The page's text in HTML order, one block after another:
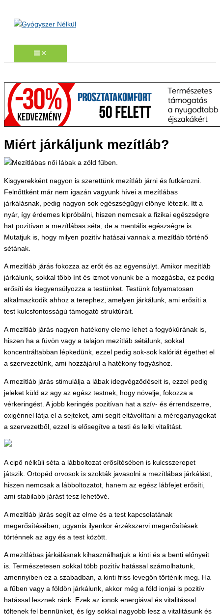
Miért járkáljunk mezítláb?
Kisgyerekként nagyon is szerettünk mezítláb járni és futkározni.
Felnőttként már nem igazán vagyunk hívei a mezítlábas
járkálásnak, pedig nagyon sok egészségügyi előnye létezik. Itt a
nyár, így érdemes kipróbálni, hiszen nemcsak a fizikai egészségre
hat pozitívan a mezítlábas séta, de a mentális egészségre is.
Mutatjuk is, hogy milyen pozitív hatásai vannak a mezítláb történő
sétának.
A mezítláb járás fokozza az erőt és az egyensúlyt. Amikor mezítláb
járkálunk, sokkal több ínt és izmot vonunk be a mozgásba, ez pedig
erősíti és kiegyensúlyozza a testünket. Testünk folyamatosan
alkalmazkodik ahhoz a terephez, amelyen járkálunk, ami erősíti a
test kulcsfontosságú támogató struktúráit.
A mezítláb járás nagyon hatékony eleme lehet a fogyókúrának is,
hiszen ha a füvön vagy a talajon mezítláb sétálunk, sokkal
koncentráltabban lépkedünk, ezzel pedig sok-sok kalóriát égethet el
a szervezetünk, ami hozzájárul a hatékony fogyáshoz.
A mezítláb járás stimulálja a lábak idegvégződéseit is, ezzel pedig
jeleket küld az agy az egész testnek, hogy növelje, fokozza a
vérkeringést. A jobb keringés pozitívan hat a szív- és érrendszerre,
oxigénnel látja el a sejteket, ami segít eltávolítani a méreganyagokat
a szervezetből, ezzel is elősegítve a testi és lelki vitalitást.
A cipő nélküli séta a lábboltozat erősítésében is kulcsszerepet
játszik. Ortopéd orvosok is szokták javasolni a mezítlábas járkálást,
hiszen nemcsak a lábboltozatot, hanem az egész lábfejet erősíti,
ami stabilabb járást tesz lehetővé.
A mezítláb járás segít az elme és a test kapcsolatának
megerősítésében, ugyanis ilyenkor érzékszervi megerősítések
történnek az agy és a test között.
A mezítlábas járkálásnak kihasználhatjuk a kinti és a benti előnyeit
is. Természetesen sokkal több pozitív hatással számolhatunk,
amennyiben ez a szabadban, a kinti friss levegőn történik meg. Ha
a fűben vagy a földön járkálunk, akkor még a föld ionjai is pozitív
hatással lesznek ránk. Ezek az ionok energiával és vitalitással
töltenek fel bennünket, és így sokkal nagyobb lesz a vitalitásunk és